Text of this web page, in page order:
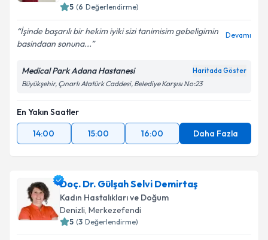
5 (6 Değerlendirme)
İşinde başarılı bir hekim iyiki sizi tanimisim gebeligimin
basindaan sonuna...
Devamı
Medical Park Adana Hastanesi Haritada Göster
Büyükşehir, Çınarlı Atatürk Caddesi, Belediye Karşısı No:23
En Yakın Saatler
14:00
15:00 16:00 Daha Fazla
Doç. Dr. Gülşah Selvi Demirtaş
Kadın Hastalıkları ve Doğum
Denizli, Merkezefendi
5 (3 Değerlendirme)